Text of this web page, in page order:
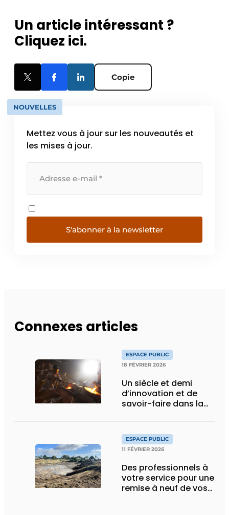
Un article intéressant ?
Cliquez ici.
Copie
NOUVELLES
Mettez vous à jour sur les nouveautés et
les mises à jour.
S'abonner à la newsletter
Connexes articles
ESPACE PUBLIC
18 FÉVRIER 2026
Un siècle et demi
d’innovation et de
savoir-faire dans la
ESPACE PUBLIC
11 FÉVRIER 2026
Des professionnels à
votre service pour une
remise à neuf de vos